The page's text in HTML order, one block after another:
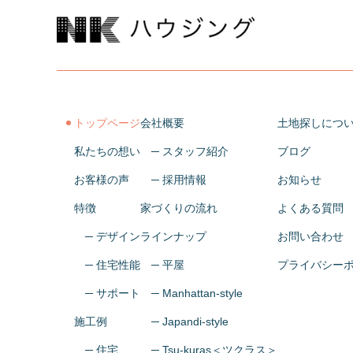
トップページ
私たちの想い
お客様の声
特徴
─ デザイン
─ 住宅性能
─ サポート
施工例
─ 住宅
会社概要
─ スタッフ紹介
─ 採用情報
家づくりの流れ
ラインナップ
─ 平屋
─ Manhattan-style
─ Japandi-style
─ Tsu-kuras＜ツクラス＞
土地探しにつ
ブログ
お知らせ
よくある質問
お問い合わせ
プライバシー